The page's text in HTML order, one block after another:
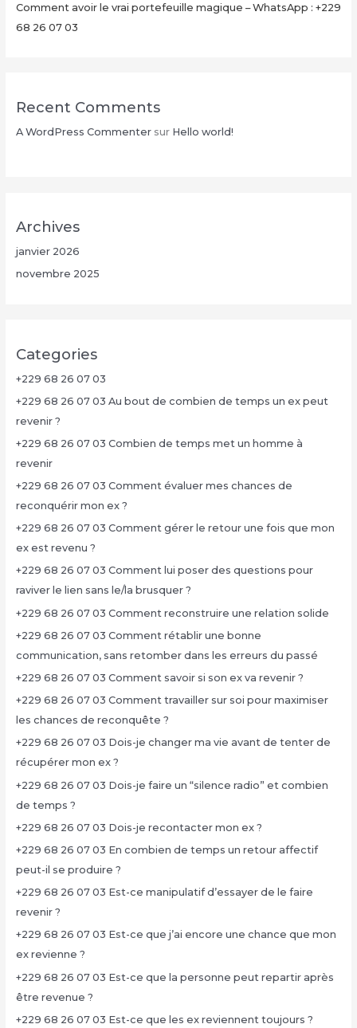
26
07
Comment avoir le vrai portefeuille magique – WhatsApp : +229
68 26 07 03
Recent Comments
A WordPress Commentersur Hello world!
Archives
janvier 2026
novembre 2025
Categories
+229 68 26 07 03
+229 68 26 07 03 Au bout de combien de temps un ex peut
revenir ?
+229 68 26 07 03 Combien de temps met un homme à
revenir
+229 68 26 07 03 Comment évaluer mes chances de
reconquérir mon ex ?
+229 68 26 07 03 Comment gérer le retour une fois que mon
ex est revenu ?
+229 68 26 07 03 Comment lui poser des questions pour
raviver le lien sans le/la brusquer ?
+229 68 26 07 03 Comment reconstruire une relation solide
+229 68 26 07 03 Comment rétablir une bonne
communication, sans retomber dans les erreurs du passé
+229 68 26 07 03 Comment savoir si son ex va revenir ?
+229 68 26 07 03 Comment travailler sur soi pour maximiser
les chances de reconquête ?
+229 68 26 07 03 Dois-je changer ma vie avant de tenter de
récupérer mon ex ?
+229 68 26 07 03 Dois-je faire un “silence radio” et combien
de temps ?
+229 68 26 07 03 Dois-je recontacter mon ex ?
+229 68 26 07 03 En combien de temps un retour affectif
peut-il se produire ?
+229 68 26 07 03 Est-ce manipulatif d’essayer de le faire
revenir ?
+229 68 26 07 03 Est-ce que j’ai encore une chance que mon
ex revienne ?
+229 68 26 07 03 Est-ce que la personne peut repartir après
être revenue ?
+229 68 26 07 03 Est-ce que les ex reviennent toujours ?